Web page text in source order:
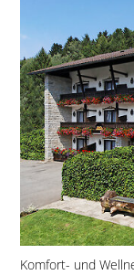
Komfort- und